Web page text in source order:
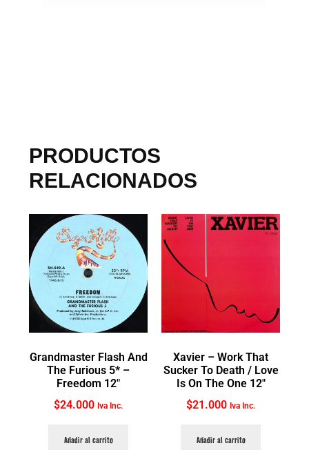
PRODUCTOS
RELACIONADOS
Grandmaster Flash And
The Furious 5* ‎–
Freedom 12″
$24.000 Iva Inc.
Añadir al carrito
Xavier ‎– Work That
Sucker To Death / Love
Is On The One 12″
$21.000 Iva Inc.
Añadir al carrito